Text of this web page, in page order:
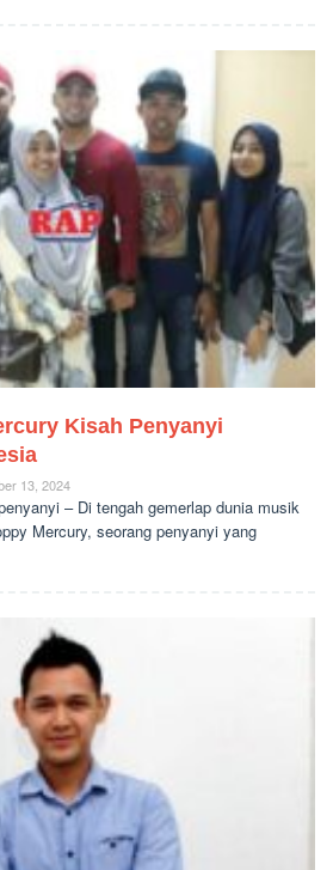
Kisah Penyanyi
13, 2024
– Di tengah gemerlap dunia musik
Mercury, seorang penyanyi yang